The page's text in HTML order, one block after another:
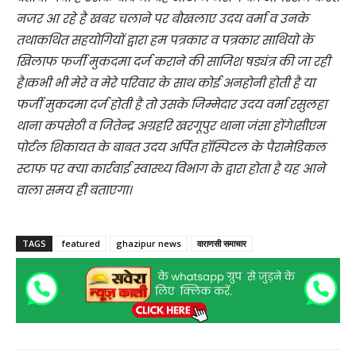
नजर आ रहे है खबर चलाने पर बौखलाए उदय वर्मा व उनके
तथाकथित सहयोगियों द्वारा हम पत्रकार व पत्रकार साथियो के
खिलाफ फर्जी मुकदमा दर्ज कराने की साजिश षड्यंत्र की जा रही
है।कभी भी मेरे व मेरे परिवार के साथ कोई अनहोनी होती है या
फर्जी मुकदमा दर्ज होती है तो उसके जिम्मेदार उदय वर्मा रसुलहा
थाना कपसेठी व जितेन्द्र अग्रहरि खरगूपुर थाना जंसा होंगे।सीएम
पोर्टल शिकायत के बाबत उदय अर्पित हॉस्पिटल के पैरामेडिकल
स्टाफ पर क्या कार्रवाई स्वास्थ्य विभाग के द्वारा होता है यह आने
वाला समय ही बताएगा।
TAGS featured ghazipur news वाराणसी समाचार